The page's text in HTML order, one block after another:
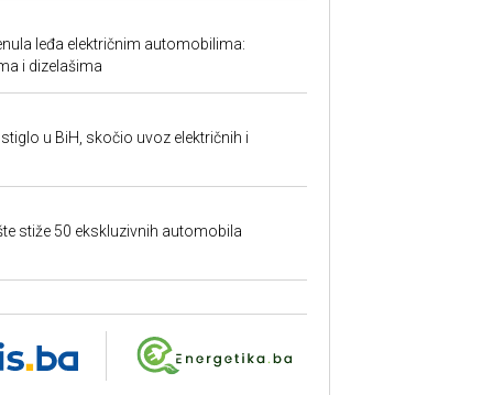
leđa električnim automobilima:
i dizelašima
u BiH, skočio uvoz električnih i
stiže 50 ekskluzivnih automobila